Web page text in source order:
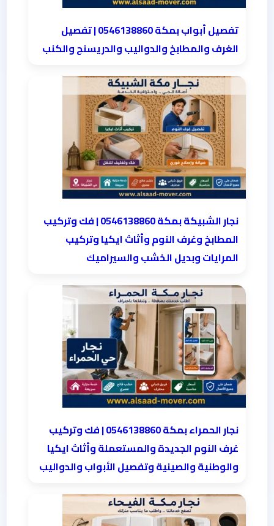
تفصيل أبواب بمكة 0546138860 | تفصيل
الغرف والمطابخ والدواليب والدريسنج والكنب
نجار الشبيكة بمكة 0546138860⁩ | فك وتركيب
المطابخ وغرف النوم وأثاث ايكيا وتركيب
المرايات وبديل الخشب والسيراميك
نجار الحمراء بمكة 0546138860⁩ | فك وتركيب
غرف النوم الجديدة والمستعملة وأثاث ايكيا
والوطنية والصينية وتفصيل الأبواب والدواليب